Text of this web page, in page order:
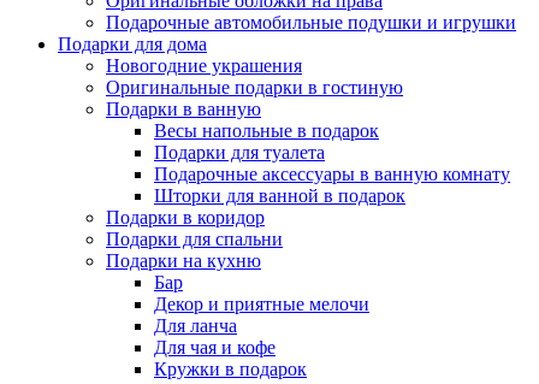
Подарочные автомобильные подушки и игрушки
Подарки для дома
Новогодние украшения
Оригинальные подарки в гостиную
Подарки в ванную
Весы напольные в подарок
Подарки для туалета
Подарочные аксессуары в ванную комнату
Шторки для ванной в подарок
Подарки в коридор
Подарки для спальни
Подарки на кухню
Бар
Декор и приятные мелочи
Для ланча
Для чая и кофе
Кружки в подарок